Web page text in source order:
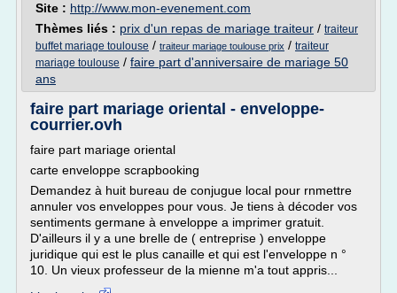
Site : http://www.mon-evenement.com
Thèmes liés : prix d'un repas de mariage traiteur / traiteur
buffet mariage toulouse / traiteur mariage toulouse prix / traiteur
mariage toulouse / faire part d'anniversaire de mariage 50
ans
faire part mariage oriental - enveloppe-
courrier.ovh
faire part mariage oriental
carte enveloppe scrapbooking
Demandez à huit bureau de conjugue local pour rnmettre
annuler vos enveloppes pour vous. Je tiens à décoder vos
sentiments germane à enveloppe a imprimer gratuit.
D'ailleurs il y a une brelle de ( entreprise ) enveloppe
juridique qui est le plus canaille et qui est l'enveloppe n °
10. Un vieux professeur de la mienne m'a tout appris...